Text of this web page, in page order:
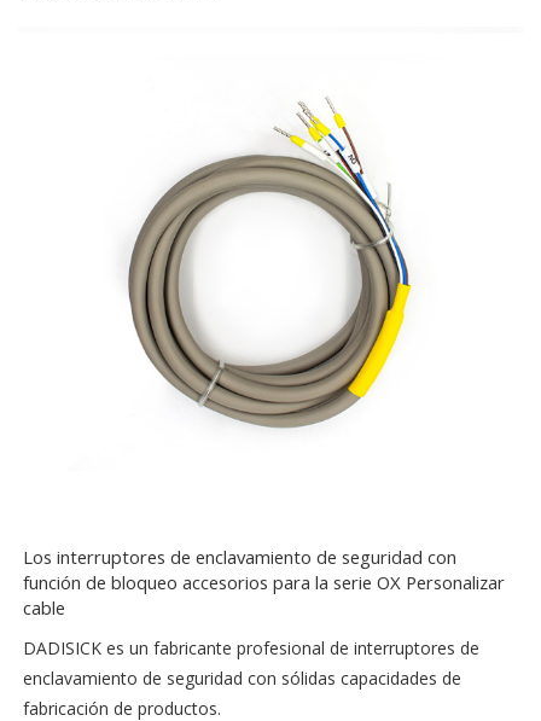
Los interruptores de enclavamiento de seguridad con
función de bloqueo accesorios para la serie OX Personalizar
cable
DADISICK es un fabricante profesional de interruptores de
enclavamiento de seguridad con sólidas capacidades de
fabricación de productos.